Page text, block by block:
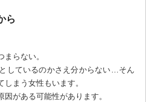
ら
らない。
しているのかさえ分からない…そん
まう女性もいます。
がある可能性があります。